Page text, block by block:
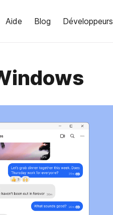
Aide Blog Développeurs